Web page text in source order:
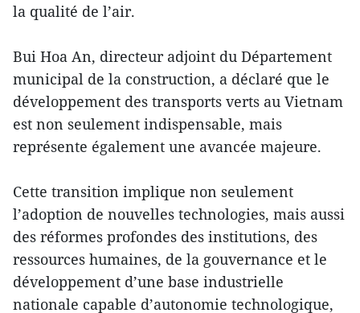
la qualité de l’air.
Bui Hoa An, directeur adjoint du Département
municipal de la construction, a déclaré que le
développement des transports verts au Vietnam
est non seulement indispensable, mais
représente également une avancée majeure.
Cette transition implique non seulement
l’adoption de nouvelles technologies, mais aussi
des réformes profondes des institutions, des
ressources humaines, de la gouvernance et le
développement d’une base industrielle
nationale capable d’autonomie technologique,